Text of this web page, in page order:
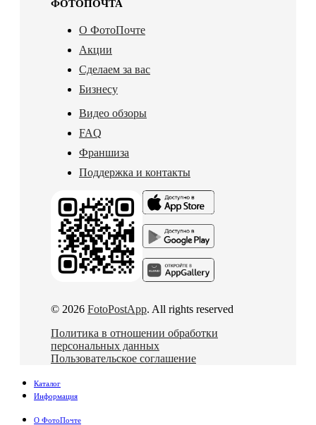
ФОТОПОЧТА
О ФотоПочте
Акции
Сделаем за вас
Бизнесу
Видео обзоры
FAQ
Франшиза
Поддержка и контакты
© 2026 FotoPostApp. All rights reserved
Политика в отношении обработки
персональных данных
Пользовательское соглашение
Каталог
Информация
О ФотоПочте